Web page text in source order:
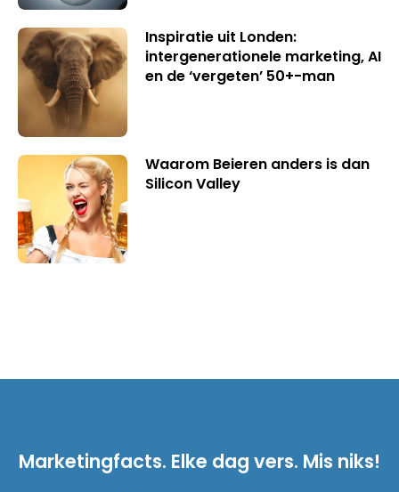
Inspiratie uit Londen:
intergenerationele marketing, AI
en de ‘vergeten’ 50+-man
Waarom Beieren anders is dan
Silicon Valley
Marketingfacts. Elke dag vers. Mis niks!